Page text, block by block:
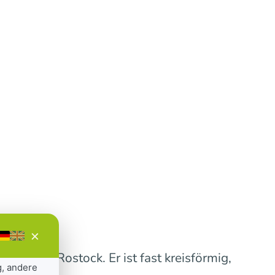
Rostock. Er ist fast kreisförmig,
×
andere